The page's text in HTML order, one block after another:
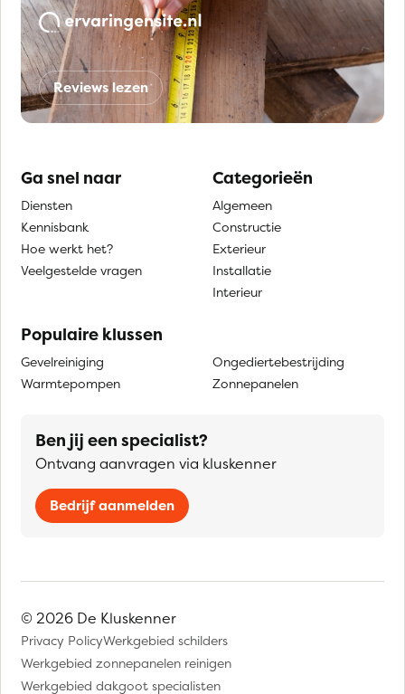
Reviews lezen
Ga snel naar
Diensten
Kennisbank
Hoe werkt het?
Veelgestelde vragen
Categorieën
Algemeen
Constructie
Exterieur
Installatie
Interieur
Populaire klussen
Gevelreiniging
Warmtepompen
Ongediertebestrijding
Zonnepanelen
Ben jij een specialist?
Ontvang aanvragen via kluskenner
Bedrijf aanmelden
© 2026 De Kluskenner
Privacy PolicyWerkgebied schilders
Werkgebied zonnepanelen reinigen
Werkgebied dakgoot specialisten